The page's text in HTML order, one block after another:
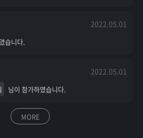
2022.05.01
습니다.
2022.05.01
님이 참가하였습니다.
MORE